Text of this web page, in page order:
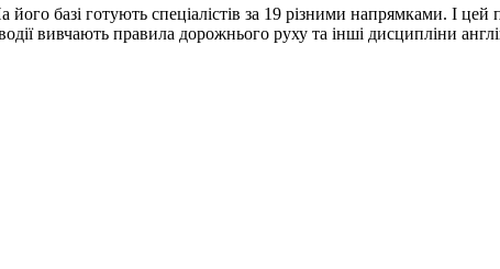
базі готують спеціалістів за 19 різними напрямками. І цей
вивчають правила дорожнього руху та інші дисципліни